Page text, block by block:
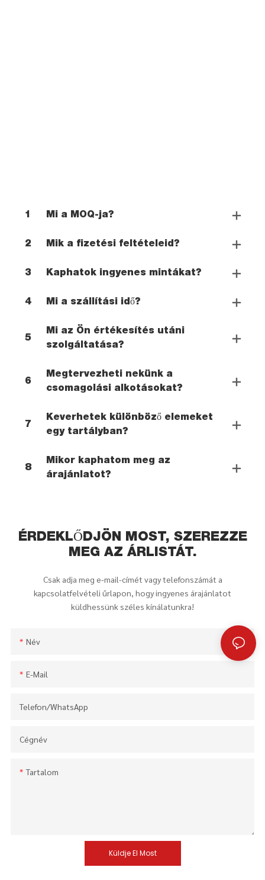
1 Mi a MOQ-ja?
2 Mik a fizetési feltételeid?
3 Kaphatok ingyenes mintákat?
4 Mi a szállítási idő?
5
Mi az Ön értékesítés utáni
szolgáltatása?
6
Megtervezheti nekünk a
csomagolási alkotásokat?
7
Keverhetek különböző elemeket
egy tartályban?
8
Mikor kaphatom meg az
árajánlatot?
ÉRDEKLŐDJÖN MOST, SZEREZZE
MEG AZ ÁRLISTÁT.
Csak adja meg e-mail-címét vagy telefonszámát a
kapcsolatfelvételi űrlapon, hogy ingyenes árajánlatot
küldhessünk széles kínálatunkra!
Név
E-Mail
Telefon/WhatsApp
Cégnév
Tartalom
Küldje El Most